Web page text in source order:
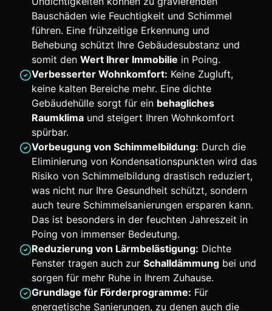
Bauschäden wie Feuchtigkeit und Schimmel
führen. Eine frühzeitige Erkennung und
Behebung schützt Ihre Gebäudesubstanz und
somit den Wert Ihrer Immobilie in Poing.
Verbesserter Wohnkomfort: Keine Zugluft,
keine kalten Bereiche mehr. Eine dichte
Gebäudehülle sorgt für ein behagliches
Raumklima und steigert Ihren Wohnkomfort
spürbar.
Vorbeugung von Schimmelbildung: Durch die
Eliminierung von Kondensationspunkten wird das
Risiko von Schimmelbildung drastisch reduziert,
was nicht nur Ihre Gesundheit schützt, sondern
auch teure Schimmelsanierungen ersparen kann.
Das ist besonders in der feuchten Jahreszeit in
Poing von immenser Bedeutung.
Reduzierung von Lärmbelästigung: Dichte
Fenster tragen auch zur Schalldämmung bei und
sorgen für mehr Ruhe in Ihrem Zuhause.
Grundlage für Förderprogramme: Für
energetische Sanierungen, zu denen auch die